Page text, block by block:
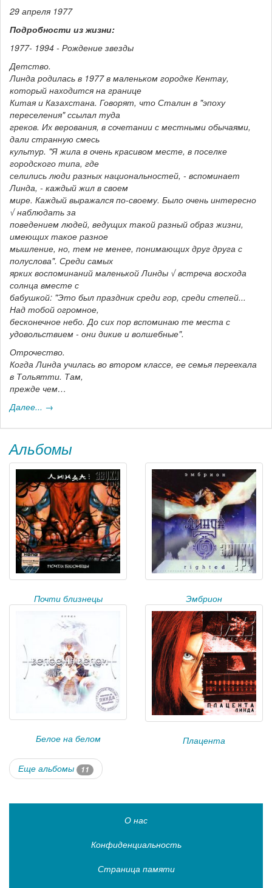
29 апреля 1977
Подробности из жизни:
1977- 1994 - Рождение звезды
Детство.
Линда родилась в 1977 в маленьком городке Кентау,
который находится на границе
Китая и Казахстана. Говорят, что Сталин в "эпоху
переселения" ссылал туда
греков. Их верования, в сочетании с местными обычаями,
дали странную смесь
культур. "Я жила в очень красивом месте, в поселке
городского типа, где
селились люди разных национальностей, - вспоминает
Линда, - каждый жил в своем
мире. Каждый выражался по-своему. Было очень интересно
√ наблюдать за
поведением людей, ведущих такой разный образ жизни,
имеющих такое разное
мышление, но, тем не менее, понимающих друг друга с
полуслова". Среди самых
ярких воспоминаний маленькой Линды √ встреча восхода
солнца вместе с
бабушкой: "Это был праздник среди гор, среди степей...
Над тобой огромное,
бесконечное небо. До сих пор вспоминаю те места с
удовольствием - они дикие и волшебные".
Отрочество.
Когда Линда училась во втором классе, ее семья переехала
в Тольятти. Там,
прежде чем…
Далее... →
Альбомы
Почти близнецы Эмбрион
Белое на белом Плацента
Еще альбомы 11
О нас
Конфиденциальность
Страница памяти